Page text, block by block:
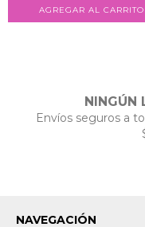
NINGÚN
Envíos seguros a
NAVEGACIÓN